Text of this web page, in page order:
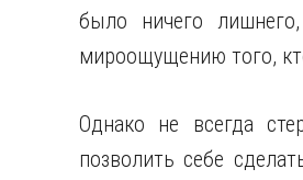
было ничего
мироощущению того,
Однако не всегда
позволить себе